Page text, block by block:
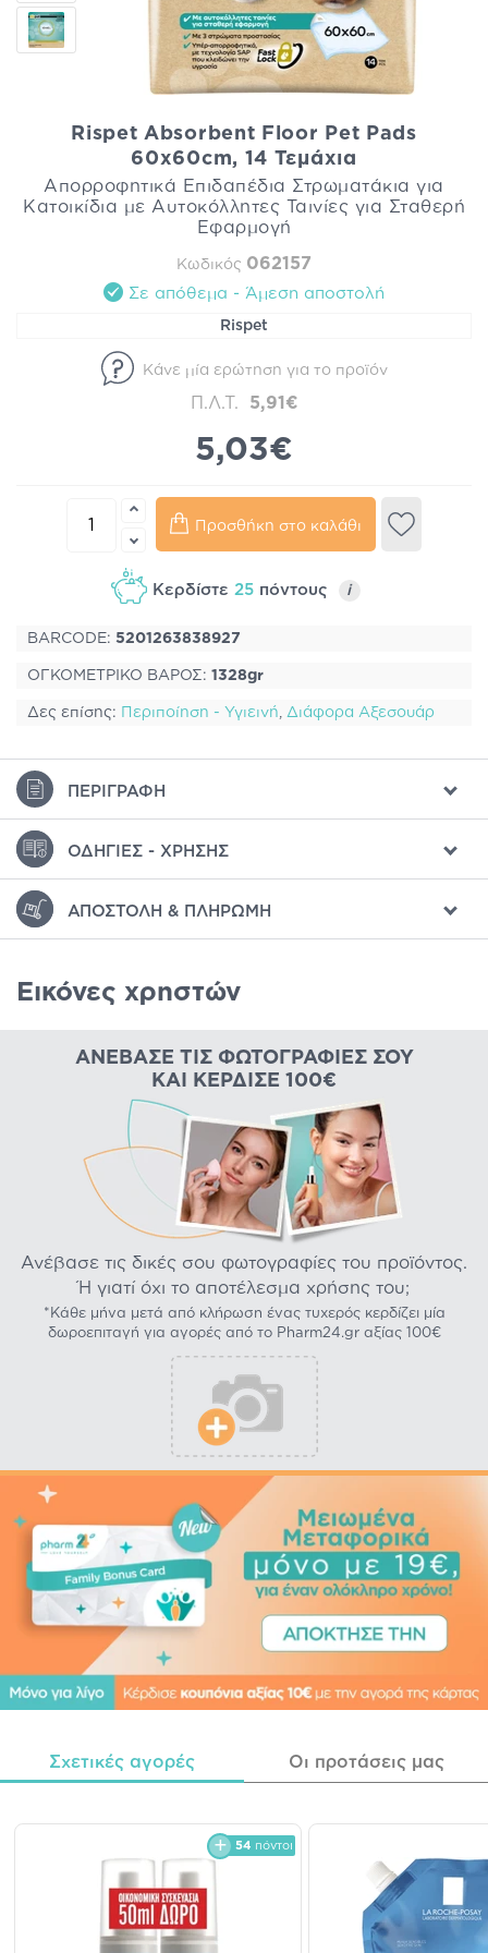
Rispet Absorbent Floor Pet Pads
60x60cm, 14 Τεμάχια
Απορροφητικά Επιδαπέδια Στρωματάκια για
Κατοικίδια με Αυτοκόλλητες Ταινίες για Σταθερή
Εφαρμογή
Κωδικός 062157
Σε απόθεμα - Άμεση αποστολή
Rispet
Κάνε μία ερώτηση για το προϊόν
Π.Λ.Τ. 5,91€
5,03€
Προσθήκη στο καλάθι
Κερδίστε 25 πόντους i
BARCODE: 5201263838927
ΟΓΚΟΜΕΤΡΙΚΟ ΒΑΡΟΣ: 1328gr
Δες επίσης: Περιποίηση - Υγιεινή, Διάφορα Αξεσουάρ
ΠΕΡΙΓΡΑΦΉ
ΟΔΗΓΊΕΣ - ΧΡΉΣΗΣ
ΑΠΟΣΤΟΛΉ & ΠΛΗΡΩΜΉ
Εικόνες χρηστών
ΑΝΈΒΑΣΕ ΤΙΣ ΦΩΤΟΓΡΑΦΊΕΣ ΣΟΥ
ΚΑΙ ΚΈΡΔΙΣΕ 100€
Ανέβασε τις δικές σου φωτογραφίες του προϊόντος.
Ή γιατί όχι το αποτέλεσμα χρήσης του;
*Κάθε μήνα μετά από κλήρωση ένας τυχερός κερδίζει μία
δωροεπιταγή για αγορές από το Pharm24.gr αξίας 100€
Σχετικές αγορές Οι προτάσεις μας
54 πόντοι